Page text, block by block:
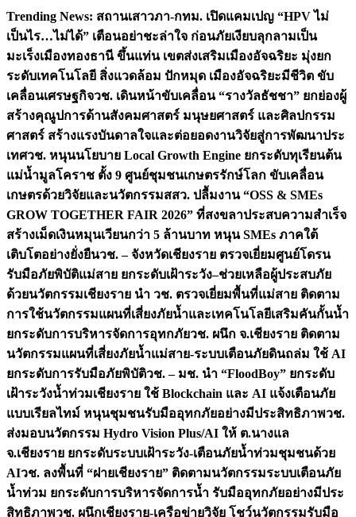
Skip
to
content
Trending News: สถานเสาวภา-กทม. เปิดแคมเปญ “HPV ไม่
เป็นไร…ไม่ได้” เตือนอย่าชะล่าใจ ก่อนภัยเงียบลุกลามเป็น
มะเร็งเมืองทองธานี ขึ้นแท่น เขตส่งเสริมเมืองอัจฉริยะ มุ่งยก
ระดับเทคโนโลยี สิ่งแวดล้อม ปักหมุด เมืองอัจฉริยะมีชีวิต ขับ
เคลื่อนเศรษฐกิจวช. เดินหน้าขับเคลื่อน “รางวัลธัชชา” ยกย่องผู้
สร้างคุณูปการด้านสังคมศาสตร์ มนุษยศาสตร์ และศิลปกรรม
ศาสตร์ สร้างแรงบันดาลใจและต่อยอดงานวิจัยสู่การพัฒนาประ
เทศวช. หนุนนโยบาย Local Growth Engine ยกระดับทุเรียนต้น
แม่น้ำมูลโคราช ตั้ง 9 ศูนย์ชุมชนเกษตรรักษ์โลก ขับเคลื่อน
เกษตรด้วยวิจัยและนวัตกรรมสสว. ปลื้มงาน “OSS & SMEs
GROW TOGETHER FAIR 2026” ที่สงขลาประสบความสำเร็จ
สร้างเม็ดเงินหมุนเวียนกว่า 5 ล้านบาท หนุน SMEs ภาคใต้
เติบโตอย่างยั่งยืนวช. – จังหวัดเชียงราย ตรวจเยี่ยมศูนย์โดรน
รับมือภัยพิบัติแม่สาย ยกระดับเฝ้าระวัง–ช่วยเหลือผู้ประสบภัย
ด้วยนวัตกรรมเชียงราย นำ วช. ตรวจเยี่ยมพื้นที่แม่สาย ติดตาม
การใช้นวัตกรรมแผนที่เสี่ยงภัยน้ำและเทคโนโลยีเสริมคันกั้นน้ำ
ยกระดับการบริหารจัดการอุทกภัยวช. ผนึก จ.เชียงราย ติดตาม
นวัตกรรมแผนที่เสี่ยงภัยน้ำแม่สาย-ระบบเตือนภัยดินถล่ม ใช้ AI
ยกระดับการรับมือภัยพิบัติวช. – มช. นำ “FloodBoy” ยกระดับ
เฝ้าระวังน้ำท่วมเชียงราย ใช้ Blockchain และ AI แจ้งเตือนภัย
แบบเรียลไทม์ หนุนชุมชนรับมืออุทกภัยอย่างมีประสิทธิภาพวช.
ส่งมอบนวัตกรรม Hydro Vision Plus/AI ให้ ต.นางแล
จ.เชียงราย ยกระดับระบบเฝ้าระวัง-เตือนภัยน้ำท่วมชุมชนด้วย
AIวช. ลงพื้นที่ “ฝายเชียงราย” ติดตามนวัตกรรมระบบเตือนภัย
น้ำท่วม ยกระดับการบริหารจัดการน้ำ รับมืออุทกภัยอย่างมีประ
สิทธิภาพวช. ผนึกเชียงราย-เครือข่ายวิจัย โชว์นวัตกรรมรับมือ